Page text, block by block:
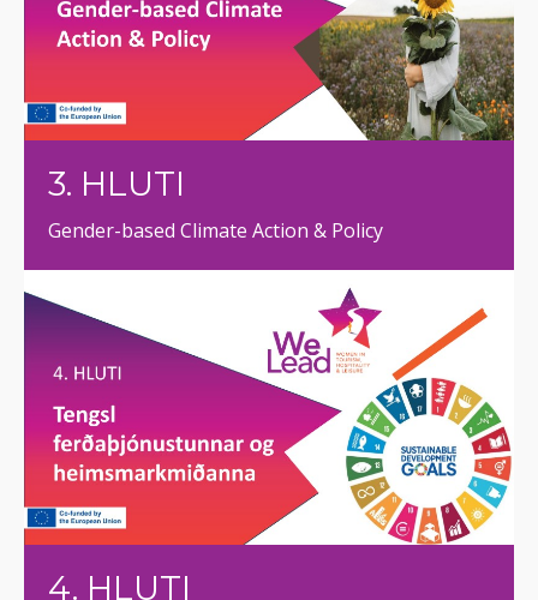
3. HLUTI
Gender-based Climate Action & Policy
4. HLUTI